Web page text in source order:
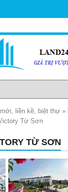
liền kề, biệt thự »
Từ Sơn
TỪ SƠN